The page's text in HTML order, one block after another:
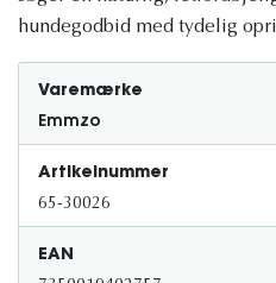
hundegodbid med tydelig
Varemærke
Emmzo
Artikelnummer
65-30026
EAN